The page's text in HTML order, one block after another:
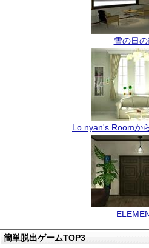
雪の日
Lo.nyan's Roomか
簡単脱出ゲームTOP3